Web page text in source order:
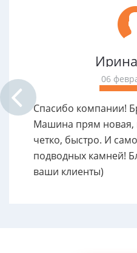
06
Спасибо компании!
Машина прям новая,
четко, быстро. И
подводных камней!
ваши клиенты)